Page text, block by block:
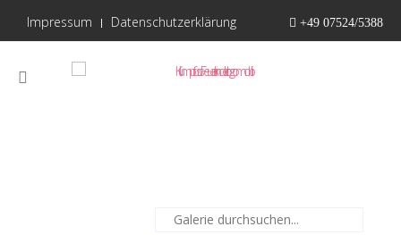
Impressum Datenschutzerklärung +49 07524/5388